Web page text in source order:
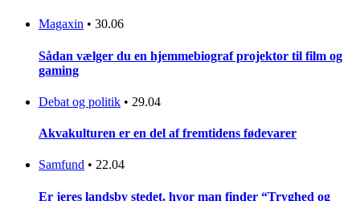
Magaxin • 30.06
Sådan vælger du en hjemmebiograf projektor til film og
gaming
Debat og politik • 29.04
Akvakulturen er en del af fremtidens fødevarer
Samfund • 22.04
Er jeres landsby stedet, hvor man finder “Tryghed og